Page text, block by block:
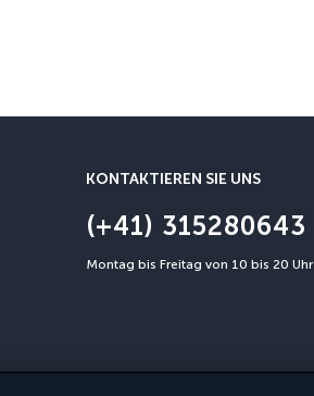
KONTAKTIEREN SIE UNS
(+41) 315280643
Montag bis Freitag von 10 bis 20 Uhr